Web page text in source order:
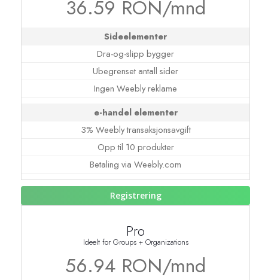
36.59 RON/mnd
Sideelementer
Dra-og-slipp bygger
Ubegrenset antall sider
Ingen Weebly reklame
e-handel elementer
3% Weebly transaksjonsavgift
Opp til 10 produkter
Betaling via Weebly.com
Registrering
Pro
Ideelt for Groups + Organizations
56.94 RON/mnd